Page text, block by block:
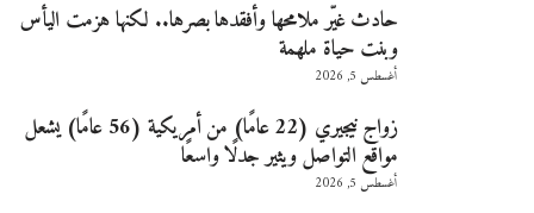
حادث غيّر ملامحها وأفقدها بصرها.. لكنها هزمت اليأس
وبنت حياة ملهمة
أغسطس 5, 2026
زواج نيجيري (22 عامًا) من أمريكية (56 عامًا) يشعل
مواقع التواصل ويثير جدلًا واسعًا
أغسطس 5, 2026